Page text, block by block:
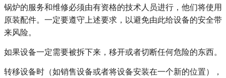
锅炉的服务和维修必须由有资格的技术人员进行，他们将使用
原装配件。一定要遵守上述要求，以避免由此给设备的安全带
来风险。
如果设备一定需要被拆下来，移开或者切断任何危险的东西。
转移设备时（如销售设备或者将设备安装在一个新的位置），